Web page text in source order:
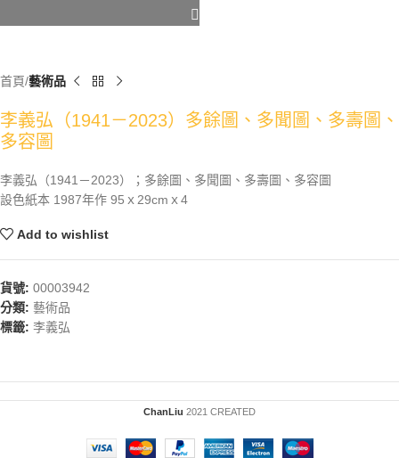
首頁 藝術品
李義弘（1941－2023）多餘圖、多聞圖、多壽圖、
多容圖
李義弘（1941－2023）；多餘圖、多聞圖、多壽圖、多容圖
設色紙本 1987年作 95ｘ29cmｘ4
Add to wishlist
貨號: 00003942
分類: 藝術品
標籤: 李義弘
ChanLiu 2021 CREATED